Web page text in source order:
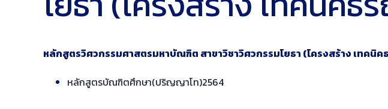
หลักสูตรวิศวกรรมศาสตรมหาบัณฑิต สาขาวิชาวิศวกรรมโยธา (โครงสร้าง เทคนิ
หลักสูตรบัณฑิตศึกษา(ปริญญาโท)2564